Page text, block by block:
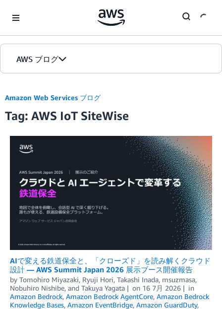
AWS ブログ
カテゴリ
エディション
Amazon Web Services ブログ
Tag: AWS IoT SiteWise
AIで変える鉄道保全と、「クローズド」を読み解くクラウド
設計 — AWS Summit Japan 2026 展示ブース開催報告
by Tomohiro Miyazaki, Ryuji Hori, Takashi Inada, msuzmasa,
Nobuhiro Nishibe, and Takuya Yagata on 16 7月 2026
in
Amazon Bedrock, Amazon Bedrock AgentCore, Amazon Bedrock
Knowledge Bases, Amazon EventBridge, Amazon GuardDuty,